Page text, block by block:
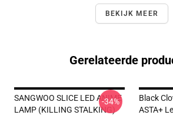
BEKIJK MEER
Gerelateerde
SANGWOO SLICE LED ANIME
LAMP (KILLING STALKING)
-34%
Black
ASTA+